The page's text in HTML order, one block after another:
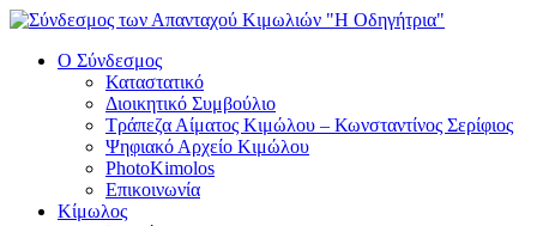
Ο Σύνδεσμος
Καταστατικό
Διοικητικό Συμβούλιο
Τράπεζα Αίματος Κιμώλου – Κωνσταντίνος Σερίφιος
Ψηφιακό Αρχείο Κιμώλου
PhotoKimolos
Επικοινωνία
Κίμωλος